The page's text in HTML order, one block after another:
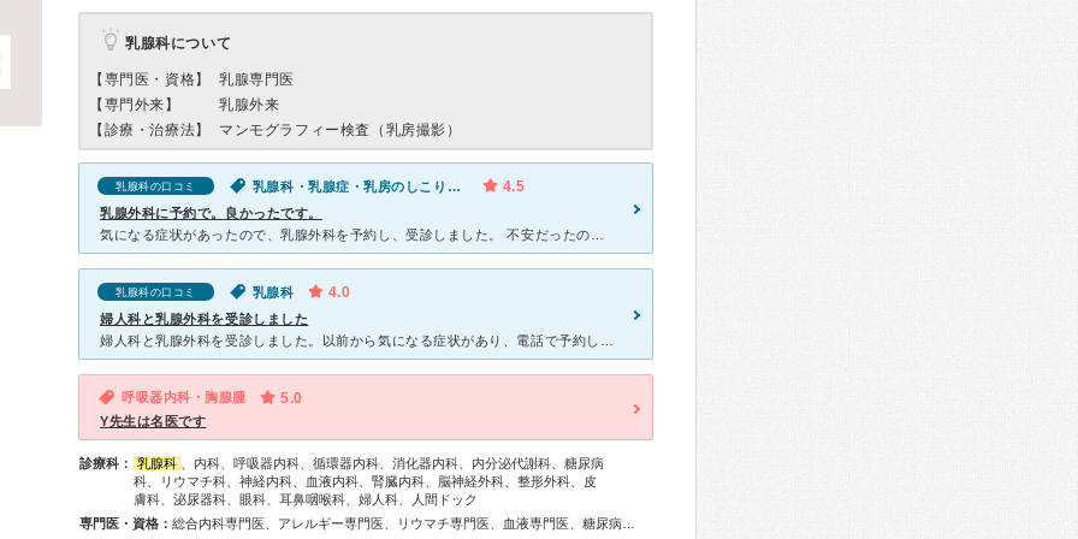
乳腺科について
【専門医・資格】
乳腺専門医
【専門外来】
乳腺外来
【診療・治療法】
マンモグラフィー検査（乳房撮影）
乳腺科の口コミ 乳腺科・乳腺症・乳房のしこり（女性） 4.5
乳腺外科に予約で。良かったです。
乳腺科の口コミ 乳腺科 4.0
婦人科と乳腺外科を受診しました
呼吸器内科・胸腺腫 5.0
Y先生は名医です
診療科： 乳腺科
、内科、呼吸器内科、循環器内科、消化器内科、内分泌代謝科、糖尿病
科、リウマチ科、神経内科、血液内科、腎臓内科、脳神経外科、整形外科、皮
膚科、泌尿器科、眼科、耳鼻咽喉科、婦人科、人間ドック
専門医・資格：